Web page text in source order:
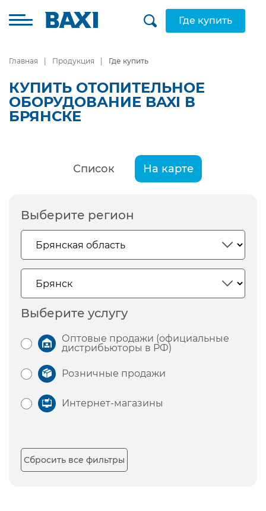
Где купить
Главная Продукция Где купить
КУПИТЬ ОТОПИТЕЛЬНОЕ
ОБОРУДОВАНИЕ BAXI В
БРЯНСКЕ
Список На карте
Выберите регион
Выберите услугу
Оптовые продажи (официальные
дистрибьюторы в РФ)
Розничные продажи
Интернет-магазины
Сбросить все фильтры